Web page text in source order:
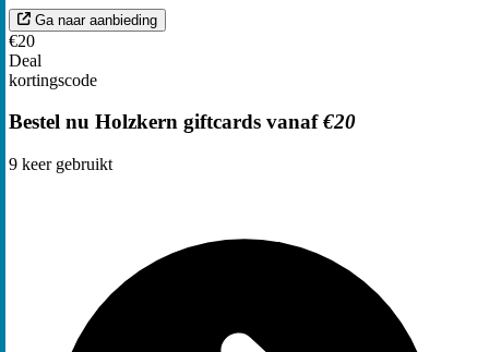
Ga naar aanbieding
€20
Deal
kortingscode
Bestel nu Holzkern giftcards vanaf€20
9 keer gebruikt